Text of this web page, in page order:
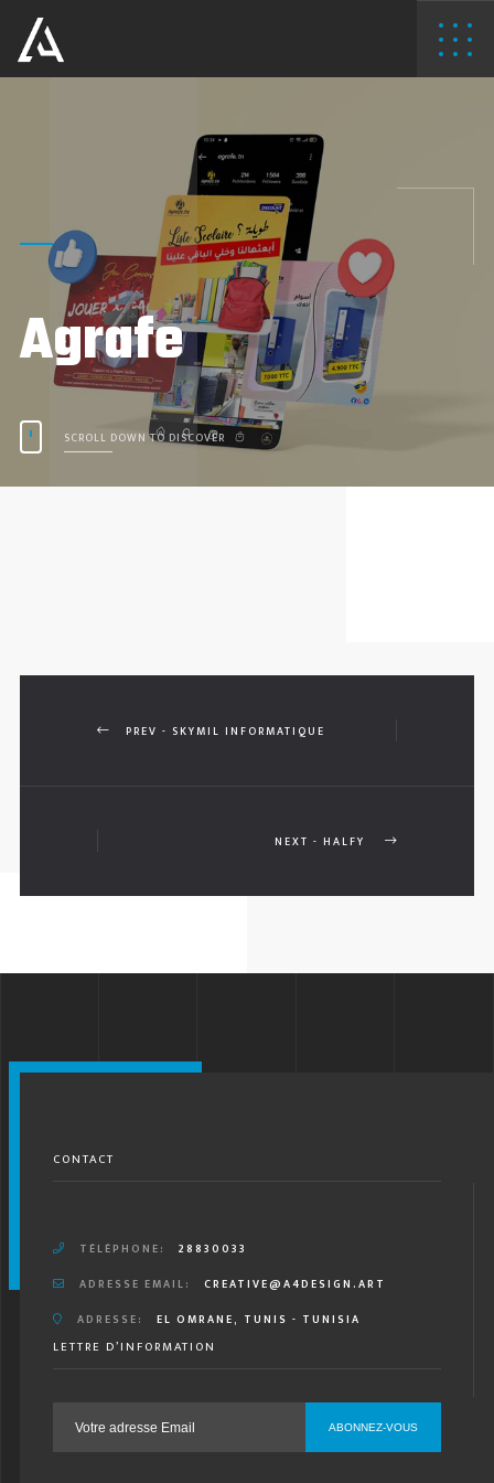
Agrafe
SCROLL DOWN TO DISCOVER
PREV - SKYMIL INFORMATIQUE
NEXT - HALFY
CONTACT
TÉLÉPHONE:
28830033
ADRESSE EMAIL:
CREATIVE@A4DESIGN.ART
ADRESSE:
EL OMRANE, TUNIS - TUNISIA
LETTRE D’INFORMATION